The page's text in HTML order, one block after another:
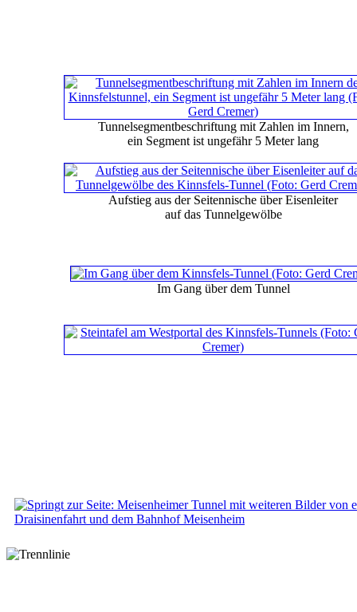
Tunnelsegmentbeschriftung mit Zahlen im Innern,
ein Segment ist ungefähr 5 Meter lang
Aufstieg aus der Seitennische über Eisenleiter
auf das Tunnelgewölbe
Im Gang über dem Tunnel